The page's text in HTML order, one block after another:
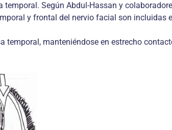
Según Abdul-Hassan y
y frontal del nervio facial son incluidas
manteniéndose en estrecho